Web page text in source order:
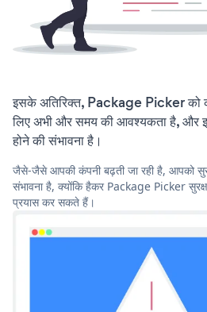
इसके अतिरिक्त, Package Picker
लिए अभी और समय की आवश्यकता है, और
होने की संभावना है।
जैसे-जैसे आपकी कंपनी बढ़ती जा रही है, आपको
संभावना है, क्योंकि हैकर Package Picker
प्रयास कर सकते हैं।